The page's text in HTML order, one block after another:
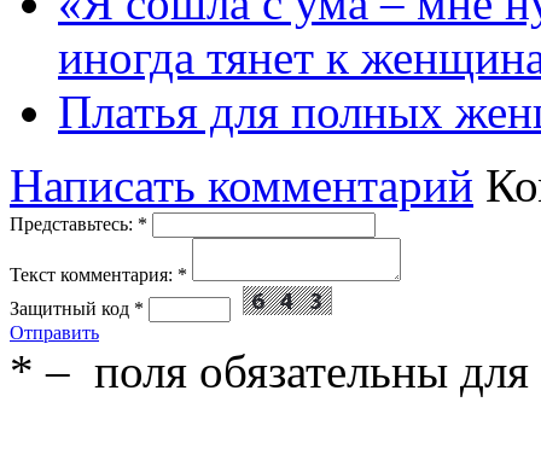
иногда тянет к
Платья для полных
Написать комментарий
Представьтесь: *
Текст комментария: *
Защитный код *
Отправить
* – поля обязательны для